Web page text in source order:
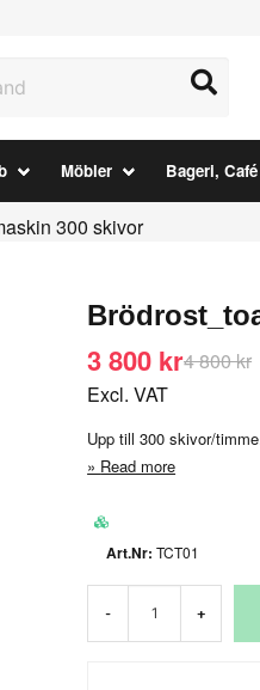
Möbler Bageri,
300 skivor
4 800 kr
3 800 kr
Excl. VAT
Upp till 300 skivor/
Read more
TCT01
- +